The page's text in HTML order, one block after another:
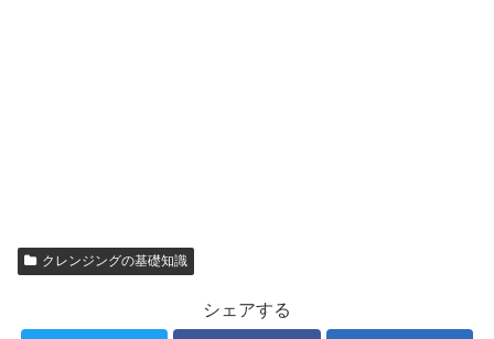
クレンジングの基礎知識
シェアする